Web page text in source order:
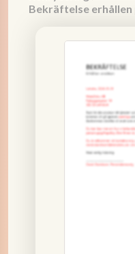
Bekräftelse erhållen